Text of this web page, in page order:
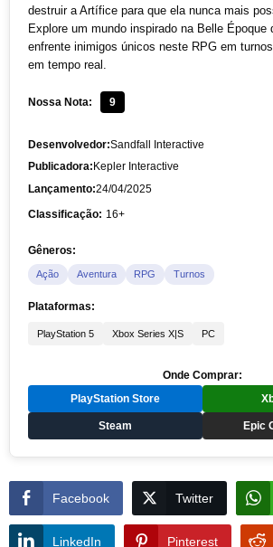
destruir a Artífice para que ela nunca mais
Explore um mundo inspirado na Belle Époque
enfrente inimigos únicos neste RPG em
em tempo real.
Nossa Nota: 9
Desenvolvedor:Sandfall Interactive
Publicadora: Kepler Interactive
Lançamento:24/04/2025
Classificação: 16+
Gêneros:
Ação Aventura RPG Turnos
Plataformas:
PlayStation 5 Xbox Series X|S PC
Onde Comprar:
PlayStation Store
Steam Epic
Facebook Twitter
LinkedIn Pinterest